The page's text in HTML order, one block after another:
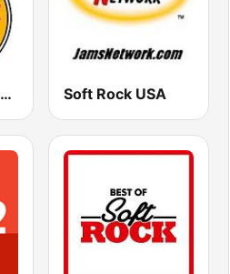
GotRadio - Soft Rock Cafe Soft Rock USA